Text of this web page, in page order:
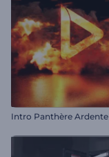
Intro Panthère Ardente